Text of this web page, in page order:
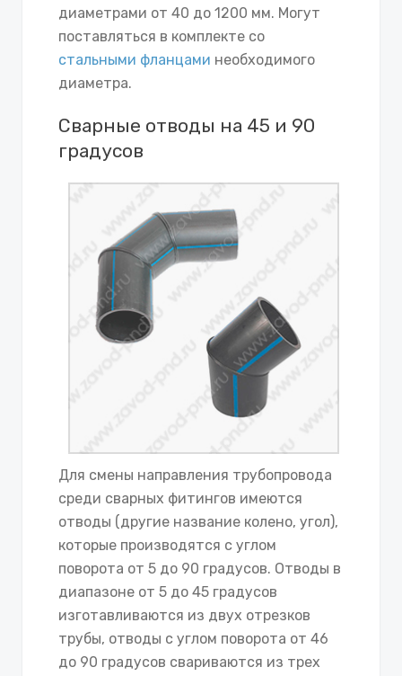
диаметрами от 40 до 1200 мм. Могут
поставляться в комплекте со
стальными фланцами необходимого
диаметра.
Сварные отводы на 45 и 90
градусов
Для смены направления трубопровода
среди сварных фитингов имеются
отводы (другие название колено, угол),
которые производятся с углом
поворота от 5 до 90 градусов. Отводы в
диапазоне от 5 до 45 градусов
изготавливаются из двух отрезков
трубы, отводы с углом поворота от 46
до 90 градусов свариваются из трех